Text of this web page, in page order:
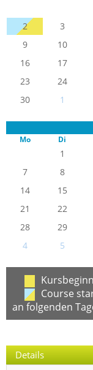
2
3
9
10
16
17
23
24
30
1
Mo Di
1
7
8
14
15
21
22
28
29
4
5
Kursbeginn
Course
an folgenden
Details